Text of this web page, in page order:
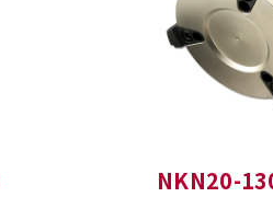
NKN20-